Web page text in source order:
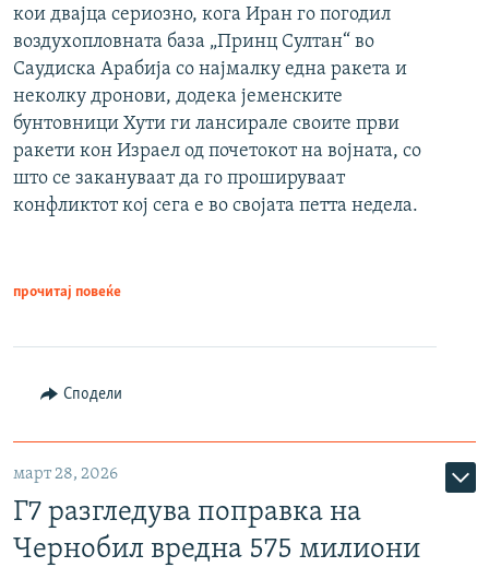
кои двајца сериозно, кога Иран го погодил
воздухопловната база „Принц Султан“ во
Саудиска Арабија со најмалку една ракета и
неколку дронови, додека јеменските
бунтовници Хути ги лансирале своите први
ракети кон Израел од почетокот на војната, со
што се закануваат да го прошируваат
конфликтот кој сега е во својата петта недела.
прочитај повеќе
Сподели
март 28, 2026
Г7 разгледува поправка на
Чернобил вредна 575 милиони